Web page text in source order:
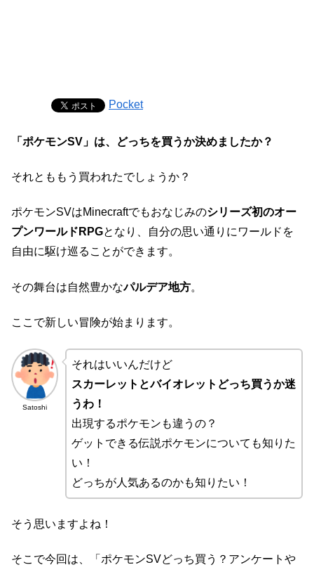
Pocket
「ポケモンSV」は、どっちを買うか決めましたか？
それとももう買われたでしょうか？
ポケモンSVはMinecraftでもおなじみのシリーズ初のオー
プンワールドRPGとなり、自分の思い通りにワールドを
自由に駆け巡ることができます。
その舞台は自然豊かなパルデア地方。
ここで新しい冒険が始まります。
Satoshi
それはいいんだけど
スカーレットとバイオレットどっち買うか迷
うわ！
出現するポケモンも違うの？
ゲットできる伝説ポケモンについても知りた
い！
どっちが人気あるのかも知りたい！
そう思いますよね！
そこで今回は、「ポケモンSVどっち買う？アンケートや